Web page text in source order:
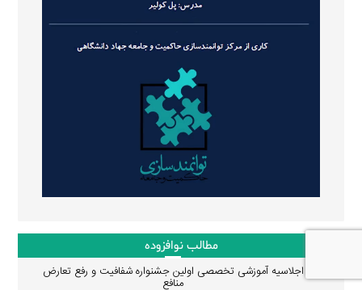
مطالب نوافزوده
اجلاسیه آموزشی تخصصی اولین جشنواره شفافیت و رفع تعارض
منافع